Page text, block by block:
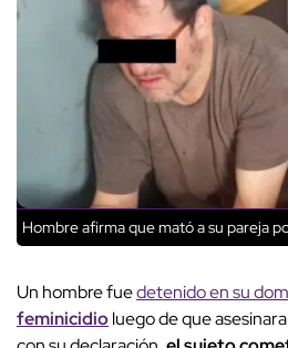
Hombre afirma que mató a su pareja
Un hombre fuedetenido en su
feminicidioluego de que